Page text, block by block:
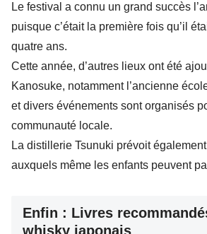
Le festival a connu un grand succès
puisque c’était la première fois qu’il
quatre ans.
Cette année, d’autres lieux ont été
Kanosuke, notamment l’ancienne
et divers événements sont organisés
communauté locale.
La distillerie Tsunuki prévoit
auxquels même les enfants peuvent
Enfin : Livres
whisky japonais